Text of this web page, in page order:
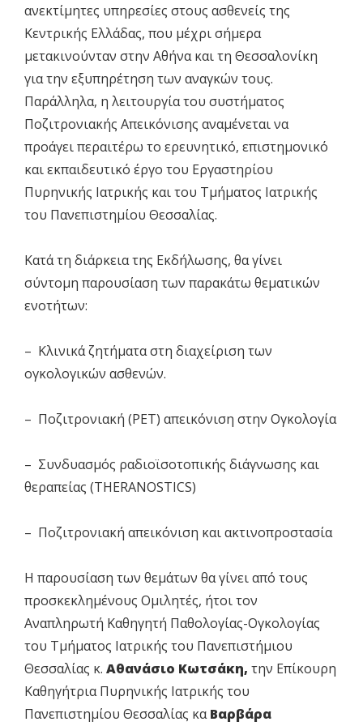
ανεκτίμητες υπηρεσίες στους ασθενείς της
Κεντρικής Ελλάδας, που μέχρι σήμερα
μετακινούνταν στην Αθήνα και τη Θεσσαλονίκη
για την εξυπηρέτηση των αναγκών τους.
Παράλληλα, η λειτουργία του συστήματος
Ποζιτρονιακής Aπεικόνισης αναμένεται να
προάγει περαιτέρω το ερευνητικό, επιστημονικό
και εκπαιδευτικό έργο του Εργαστηρίου
Πυρηνικής Ιατρικής και του Τμήματος Ιατρικής
του Πανεπιστημίου Θεσσαλίας.
Κατά τη διάρκεια της Εκδήλωσης, θα γίνει
σύντομη παρουσίαση των παρακάτω θεματικών
ενοτήτων:
– Κλινικά ζητήματα στη διαχείριση των
ογκολογικών ασθενών.
– Ποζιτρονιακή (PET) απεικόνιση στην Ογκολογία
– Συνδυασμός ραδιοϊσοτοπικής διάγνωσης και
θεραπείας (THERANOSTICS)
– Ποζιτρονιακή απεικόνιση και ακτινοπροστασία
Η παρουσίαση των θεμάτων θα γίνει από τους
προσκεκλημένους Ομιλητές, ήτοι τον
Αναπληρωτή Καθηγητή Παθολογίας-Ογκολογίας
του Τμήματος Ιατρικής του Πανεπιστήμιου
Θεσσαλίας κ. Αθανάσιο Κωτσάκη, την Επίκουρη
Καθηγήτρια Πυρηνικής Ιατρικής του
Πανεπιστημίου Θεσσαλίας καΒαρβάρα